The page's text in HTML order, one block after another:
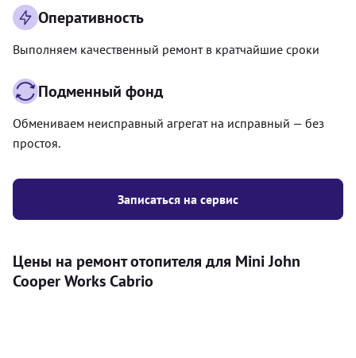
Записаться на сервис
Оперативность
Выполняем качественный ремонт в кратчайшие сроки
Подменный фонд
Обмениваем неисправный агрегат на исправный — без
простоя.
Цены на ремонт отопителя для Mini John
Cooper Works Cabrio